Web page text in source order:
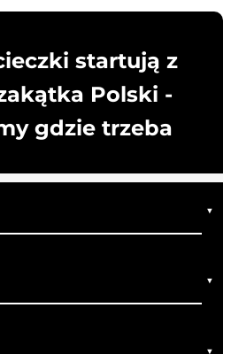
startują z
Polski -
gdzie trzeba